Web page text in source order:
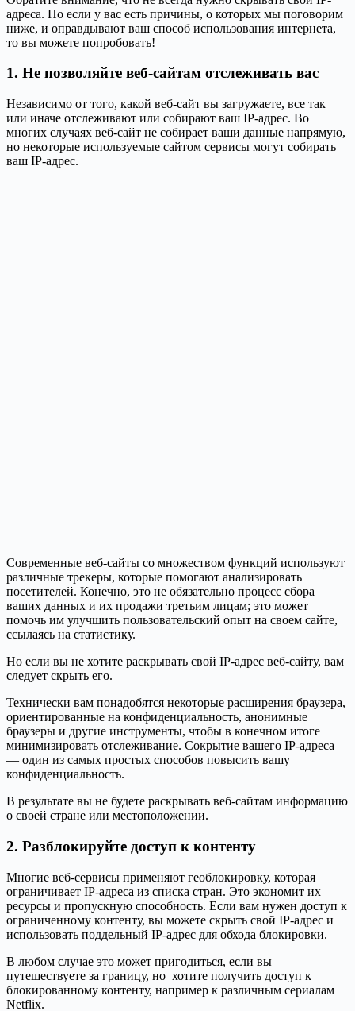
адреса. Но если у вас есть причины, о которых мы поговорим
ниже, и оправдывают ваш способ использования интернета,
то вы можете попробовать!
1. Не позволяйте веб-сайтам отслеживать вас
Независимо от того, какой веб-сайт вы загружаете, все так
или иначе отслеживают или собирают ваш IP-адрес. Во
многих случаях веб-сайт не собирает ваши данные напрямую,
но некоторые используемые сайтом сервисы могут собирать
ваш IP-адрес.
Современные веб-сайты со множеством функций используют
различные трекеры, которые помогают анализировать
посетителей. Конечно, это не обязательно процесс сбора
ваших данных и их продажи третьим лицам; это может
помочь им улучшить пользовательский опыт на своем сайте,
ссылаясь на статистику.
Но если вы не хотите раскрывать свой IP-адрес веб-сайту, вам
следует скрыть его.
Технически вам понадобятся некоторые расширения браузера,
ориентированные на конфиденциальность, анонимные
браузеры и другие инструменты, чтобы в конечном итоге
минимизировать отслеживание. Сокрытие вашего IP-адреса
— один из самых простых способов повысить вашу
конфиденциальность.
В результате вы не будете раскрывать веб-сайтам информацию
о своей стране или местоположении.
2. Разблокируйте доступ к контенту
Многие веб-сервисы применяют геоблокировку, которая
ограничивает IP-адреса из списка стран. Это экономит их
ресурсы и пропускную способность. Если вам нужен доступ к
ограниченному контенту, вы можете скрыть свой IP-адрес и
использовать поддельный IP-адрес для обхода блокировки.
В любом случае это может пригодиться, если вы
путешествуете за границу, но хотите получить доступ к
блокированному контенту, например к различным сериалам
Netflix.